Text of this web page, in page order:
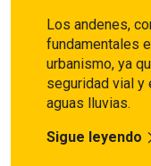
Los andenes,
fundamentales
urbanismo, ya
seguridad vial y
aguas lluvias.
Sigue leyendo